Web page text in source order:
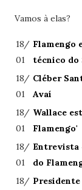
Vamos à elas?
18/
01
Flamengo
técnico do
18/
01
Cléber
Avaí
18/
01
Wallace
Flamengo'
18/
01
Entrevista
do
18/